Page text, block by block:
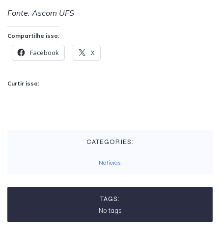
Fonte: Ascom UFS
Compartilhe isso:
Facebook X
Curtir isso:
CATEGORIES:
Notícias
TAGS:
No tags